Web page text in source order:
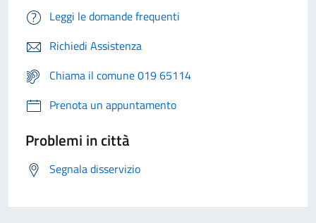
Leggi le domande frequenti
Richiedi Assistenza
Chiama il comune 019 65114
Prenota un appuntamento
Problemi in città
Segnala disservizio